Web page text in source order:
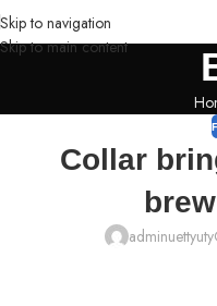
Skip to navigation
Skip to main content
Collar
adminuettyuty